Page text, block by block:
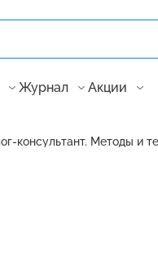
Журнал Акции